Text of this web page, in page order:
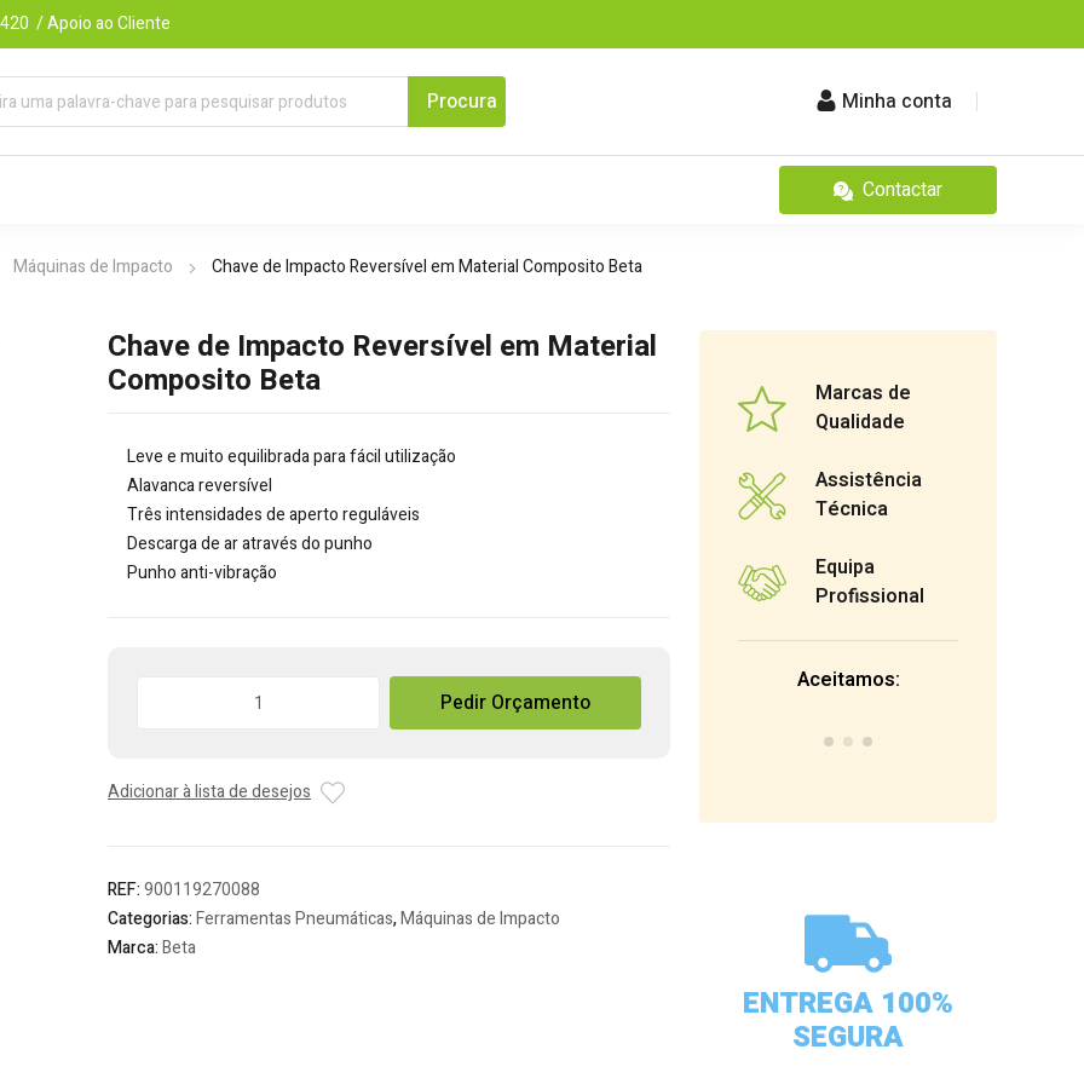
/ Apoio ao Cliente
Minha conta
Contactar
Máquinas de Impacto Chave de Impacto Reversível em Material Composito Beta
Chave de Impacto Reversível em Material
Composito Beta
Leve e muito equilibrada para fácil utilização
Alavanca reversível
Três intensidades de aperto reguláveis
Descarga de ar através do punho
Punho anti-vibração
Impacto
Composito
Beta
Pedir Orçamento
Adicionar à lista de desejos
REF:900119270088
Categorias:Ferramentas Pneumáticas,Máquinas de Impacto
Marca:Beta
Marcas de
Qualidade
Assistência
Técnica
Equipa
Profissional
Aceitamos:
ENTREGA 100%
SEGURA